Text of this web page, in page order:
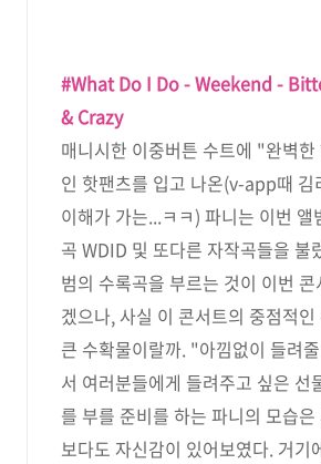
#What Do I Do - Weekend -
& Crazy
매니시한 이중버튼 수트에 "완벽
인 핫팬츠를 입고 나온(v-app때 김
이해가 가는...ㅋㅋ) 파니는 이번 앨
곡 WDID 및 또다른 자작곡들을 불
범의 수록곡을 부르는 것이 이번
겠으나, 사실 이 콘서트의 중점적
큰 수확물이랄까. "아낌없이 들려
서 여러분들에게 들려주고 싶은 선
를 부를 준비를 하는 파니의 모습
보다도 자신감이 있어보였다. 거기